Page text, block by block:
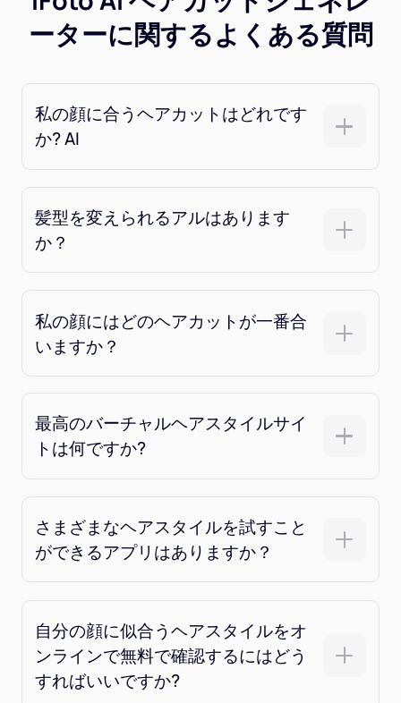
ーターに関するよくある質問
私の顔に合うヘアカットはどれです
か? AI
髪型を変えられるアルはあります
か？
私の顔にはどのヘアカットが一番合
いますか？
最高のバーチャルヘアスタイルサイ
トは何ですか?
さまざまなヘアスタイルを試すこと
ができるアプリはありますか？
自分の顔に似合うヘアスタイルをオ
ンラインで無料で確認するにはどう
すればいいですか?